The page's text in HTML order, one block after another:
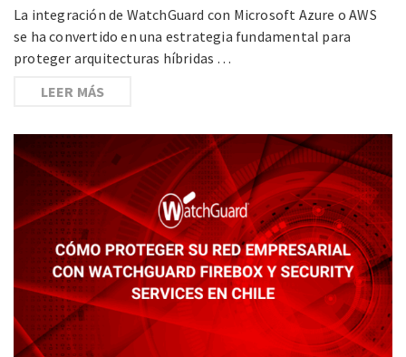
La integración de WatchGuard con Microsoft Azure o AWS
se ha convertido en una estrategia fundamental para
proteger arquitecturas híbridas …
LEER MÁS